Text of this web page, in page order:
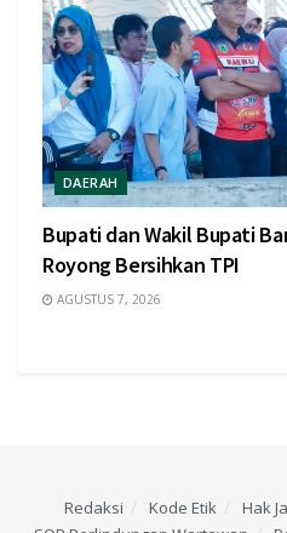
DAERAH
Bupati dan Wakil Bupati
Royong Bersihkan TPI
AGUSTUS 7, 2026
Redaksi Kode Etik
Hak